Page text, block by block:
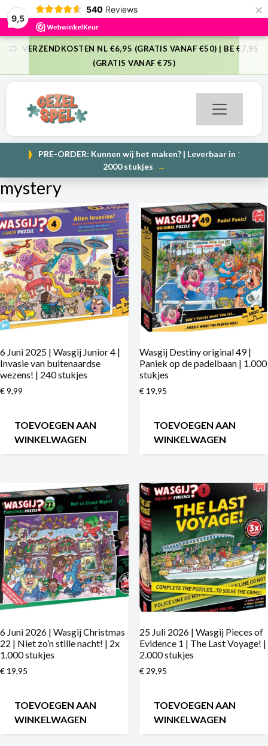
9,5
540 Reviews ×
VERZENDKOSTEN NL €6,95 (GRATIS VANAF €50) | BE €7,95
(GRATIS VANAF €75)
PRE-ORDER: Kunnen wij het maken? | Leverbaar in 1000 en
2000 stukjes →
mystery
6 Juni 2025 | Wasgij Junior 4 |
Invasie van buitenaardse
wezens! | 240 stukjes
€9,99
TOEVOEGEN AAN
WINKELWAGEN
Wasgij Destiny original 49 |
Paniek op de padelbaan | 1.000
stukjes
€19,95
TOEVOEGEN AAN
WINKELWAGEN
6 Juni 2026 | Wasgij Christmas
22 | Niet zo’n stille nacht! | 2x
1.000 stukjes
€ 19,95
TOEVOEGEN AAN
WINKELWAGEN
25 Juli 2026 | Wasgij Pieces of
Evidence 1 | The Last Voyage! |
2.000 stukjes
€29,95
TOEVOEGEN AAN
WINKELWAGEN